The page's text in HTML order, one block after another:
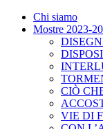
Chi siamo
Mostre 2023-
CIÒ
VIE DI